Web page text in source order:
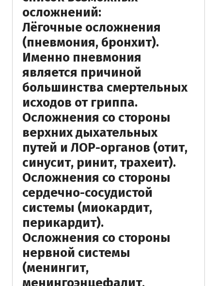
осложнений:
Лёгочные осложнения
(пневмония, бронхит).
Именно пневмония
является причиной
большинства смертельных
исходов от гриппа.
Осложнения со стороны
верхних дыхательных
путей и ЛОР-органов (отит,
синусит, ринит, трахеит).
Осложнения со стороны
сердечно-сосудистой
системы (миокардит,
перикардит).
Осложнения со стороны
нервной системы
(менингит,
менингоэнцефалит,